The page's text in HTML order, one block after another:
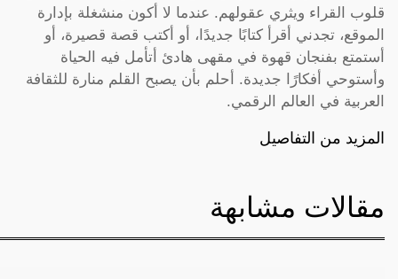
قلوب القراء ويثري عقولهم. عندما لا أكون منشغلة بإدارة
الموقع، تجدني أقرأ كتابًا جديدًا، أو أكتب قصة قصيرة، أو
أستمتع بفنجان قهوة في مقهى هادئ أتأمل فيه الحياة
وأستوحي أفكارًا جديدة. أحلم بأن يصبح القلم منارة للثقافة
العربية في العالم الرقمي.
المزيد من التفاصيل
مقالات مشابهة